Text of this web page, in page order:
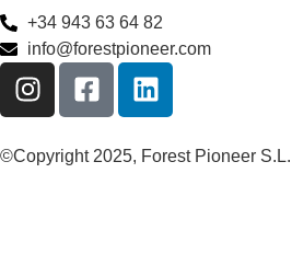
+34 943 63 64 82
info@forestpioneer.com
©Copyright 2025, Forest Pioneer S.L.